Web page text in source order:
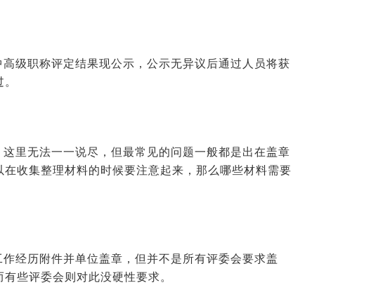
级职称评定结果现公示，公示无异议后通过人员将获
里无法一一说尽，但最常见的问题一般都是出在盖章
收集整理材料的时候要注意起来，那么哪些材料需要
经历附件并单位盖章，但并不是所有评委会要求盖
些评委会则对此没硬性要求。